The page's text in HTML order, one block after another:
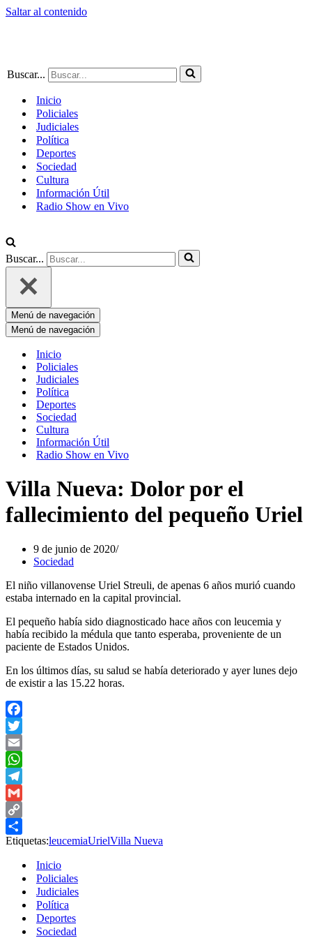
Saltar al contenido
Buscar...
Inicio
Policiales
Judiciales
Política
Deportes
Sociedad
Cultura
Información Útil
Radio Show en Vivo
Buscar...
Menú de navegación
Menú de navegación
Inicio
Policiales
Judiciales
Política
Deportes
Sociedad
Cultura
Información Útil
Radio Show en Vivo
Villa Nueva: Dolor por el
fallecimiento del pequeño Uriel
9 de junio de 2020
Sociedad
El niño villanovense Uriel Streuli, de apenas 6 años murió cuando
estaba internado en la capital provincial.
El pequeño había sido diagnosticado hace años con leucemia y
había recibido la médula que tanto esperaba, proveniente de un
paciente de Estados Unidos.
En los últimos días, su salud se había deteriorado y ayer lunes dejo
de existir a las 15.22 horas.
Facebook
Twitter
Email
WhatsApp
Telegram
Gmail
Copy
Link
Compartir
Etiquetas:leucemiaUrielVilla Nueva
Inicio
Policiales
Judiciales
Política
Deportes
Sociedad